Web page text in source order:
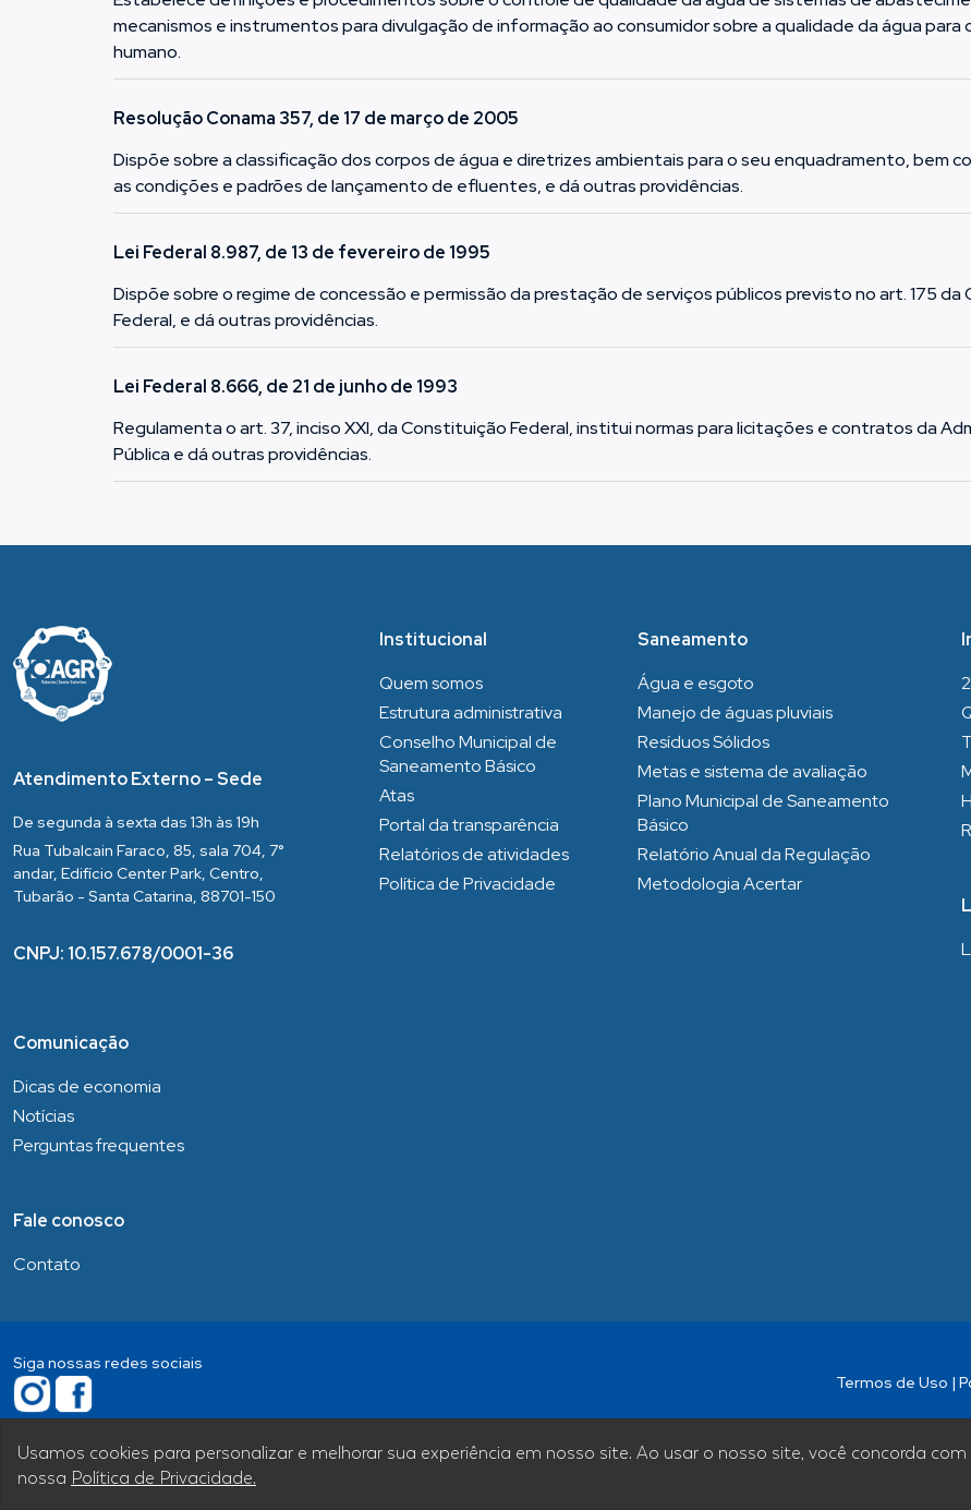
mecanismos e instrumentos para divulgação de informação ao consumidor sobre a qualidade da água para
humano.
Resolução Conama 357, de 17 de março de 2005
Dispõe sobre a classificação dos corpos de água e diretrizes ambientais para o seu enquadramento, bem
as condições e padrões de lançamento de efluentes, e dá outras providências.
Lei Federal 8.987, de 13 de fevereiro de 1995
Dispõe sobre o regime de concessão e permissão da prestação de serviços públicos previsto no art. 175
Federal, e dá outras providências.
Lei Federal 8.666, de 21 de junho de 1993
Regulamenta o art. 37, inciso XXI, da Constituição Federal, institui normas para licitações e contratos da
Pública e dá outras providências.
Atendimento Externo – Sede
De segunda à sexta das 13h às 19h
Rua Tubalcain Faraco, 85, sala 704, 7°
andar, Edifício Center Park, Centro,
Tubarão - Santa Catarina, 88701-150
CNPJ: 10.157.678/0001-36
Institucional
Quem somos
Estrutura administrativa
Conselho Municipal de
Saneamento Básico
Atas
Portal da transparência
Relatórios de atividades
Política de Privacidade
Saneamento
Água e esgoto
Manejo de águas pluviais
Resíduos Sólidos
Metas e sistema de avaliação
Plano Municipal de Saneamento
Básico
Relatório Anual da Regulação
Metodologia Acertar
Comunicação
Dicas de economia
Notícias
Perguntas frequentes
Fale conosco
Contato
Usamos cookies para personalizar e melhorar sua experiência em nosso site. Ao usar o nosso site, você concorda
nossa Política de Privacidade.
Siga nossas redes sociais
Termos de Uso |